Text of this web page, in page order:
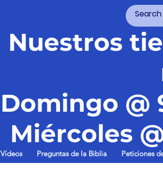
Nuestros
Domingo @
Miércoles
Vídeos Preguntas de la Biblia Peticiones